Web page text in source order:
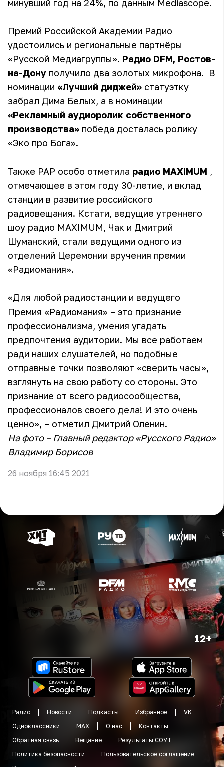
минувший год на 24%, по данным Mediascope.
Премий Российской Академии Радио
удостоились и региональные партнёры
«Русской Медиагруппы». Радио DFM, Ростов-
на-Дону получило два золотых микрофона. В
номинации «Лучший диджей» статуэтку
забрал Дима Белых, а в номинации
«Рекламный аудиоролик собственного
производства» победа досталась ролику
«Эко про Бога».
Также РАР особо отметила радио MAXIMUM ,
отмечающее в этом году 30-летие, и вклад
станции в развитие российского
радиовещания. Кстати, ведущие утреннего
шоу радио MAXIMUM, Чак и Дмитрий
Шуманский, стали ведущими одного из
отделений Церемонии вручения премии
«Радиомания».
«Для любой радиостанции и ведущего
Премия «Радиомания» – это признание
профессионализма, умения угадать
предпочтения аудитории. Мы все работаем
ради наших слушателей, но подобные
отправные точки позволяют «сверить часы»,
взглянуть на свою работу со стороны. Это
признание от всего радиосообщества,
профессионалов своего дела! И это очень
ценно», – отметил Дмитрий Оленин.
На фото – Главный редактор «Русского Радио»
Владимир Борисов
26 ноября 16:45 2021
12+
Радио Новости Подкасты Избранное
VK
Одноклассники
MAX О нас
Контакты
Обратная связь
Вещание
Результаты СОУТ
Политика безопасности
Пользовательское соглашение